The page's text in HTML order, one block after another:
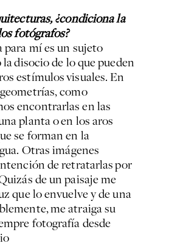
¿condiciona la
fotógrafos?
mí es un sujeto
disocio de lo que pueden
estímulos visuales. En
como
encontrarlas en las
planta o en los aros
se forman en la
Otras imágenes
de retratarlas por
de un paisaje me
que lo envuelve y de una
me atraiga su
fotografía desde